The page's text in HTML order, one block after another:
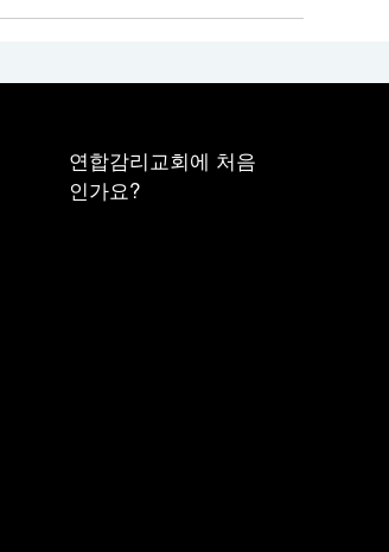
연합감리교회에 처음
인가요?